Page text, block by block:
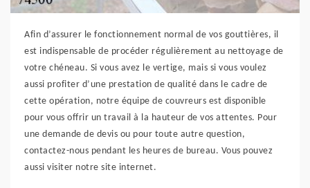
Afin d’assurer le fonctionnement normal de vos gouttières, il
est indispensable de procéder régulièrement au nettoyage de
votre chéneau. Si vous avez le vertige, mais si vous voulez
aussi profiter d’une prestation de qualité dans le cadre de
cette opération, notre équipe de couvreurs est disponible
pour vous offrir un travail à la hauteur de vos attentes. Pour
une demande de devis ou pour toute autre question,
contactez-nous pendant les heures de bureau. Vous pouvez
aussi visiter notre site internet.